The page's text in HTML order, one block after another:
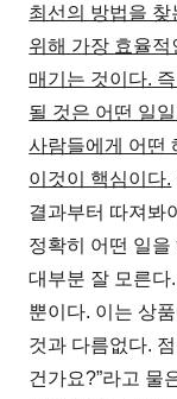
최선의 방법을 찾
위해 가장 효율
매기는 것이다.
될 것은 어떤 일
사람들에게 어떤
이것이 핵심이다.
결과부터 따져봐
정확히 어떤 일
대부분 잘 모른
뿐이다. 이는 상
것과 다름없다.
건가요?”라고 물